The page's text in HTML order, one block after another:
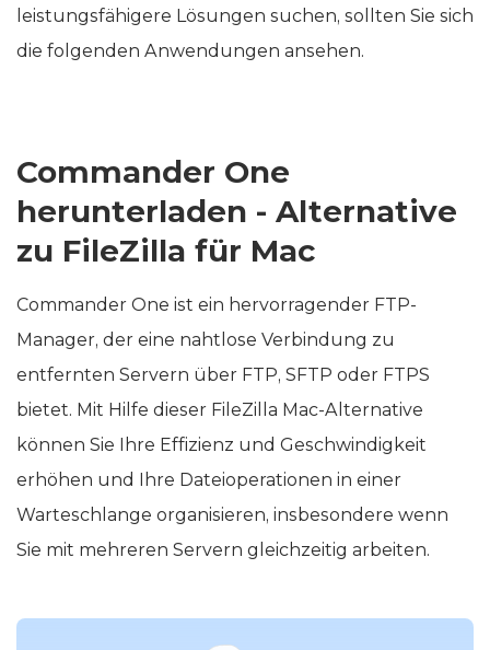
leistungsfähigere Lösungen suchen, sollten Sie sich
die folgenden Anwendungen ansehen.
Commander One
herunterladen - Alternative
zu FileZilla für Mac
Commander One ist ein hervorragender FTP-
Manager, der eine nahtlose Verbindung zu
entfernten Servern über FTP, SFTP oder FTPS
bietet. Mit Hilfe dieser FileZilla Mac-Alternative
können Sie Ihre Effizienz und Geschwindigkeit
erhöhen und Ihre Dateioperationen in einer
Warteschlange organisieren, insbesondere wenn
Sie mit mehreren Servern gleichzeitig arbeiten.